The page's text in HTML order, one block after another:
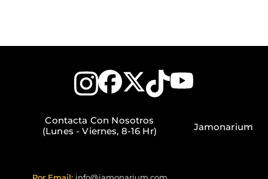
Contacta Con Nosotros
(Lunes - Viernes, 8-16 Hr)
Jamonarium